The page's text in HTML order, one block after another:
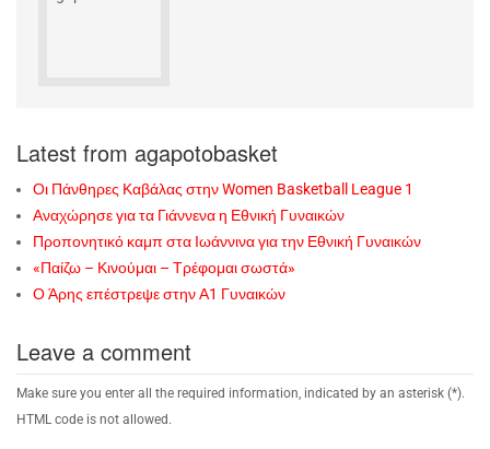
Latest from agapotobasket
Οι Πάνθηρες Καβάλας στην Women Basketball League 1
Αναχώρησε για τα Γιάννενα η Εθνική Γυναικών
Προπονητικό καμπ στα Ιωάννινα για την Εθνική Γυναικών
«Παίζω – Κινούμαι – Τρέφομαι σωστά»
Ο Άρης επέστρεψε στην Α1 Γυναικών
Leave a comment
Make sure you enter all the required information, indicated by an asterisk (*).
HTML code is not allowed.